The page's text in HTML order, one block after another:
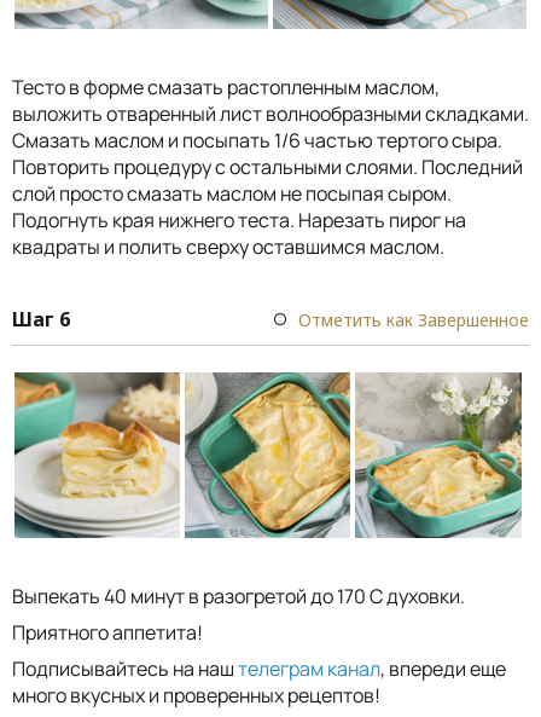
Тесто в форме смазать растопленным маслом,
выложить отваренный лист волнообразными складками.
Смазать маслом и посыпать 1/6 частью тертого сыра.
Повторить процедуру с остальными слоями. Последний
слой просто смазать маслом не посыпая сыром.
Подогнуть края нижнего теста. Нарезать пирог на
квадраты и полить сверху оставшимся маслом.
Шаг 6 Отметить как Завершенное
Выпекать 40 минут в разогретой до 170 С духовки.
Приятного аппетита!
Подписывайтесь на наштелеграм канал, впереди еще
много вкусных и проверенных рецептов!